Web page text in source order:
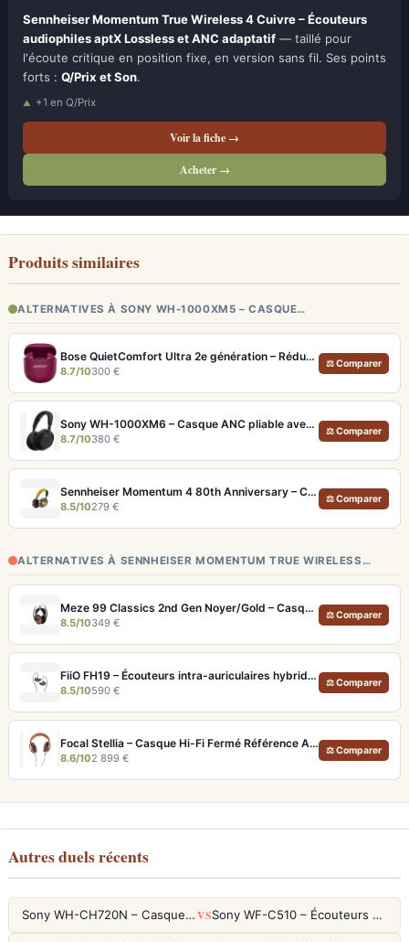
Sennheiser Momentum True Wireless 4 Cuivre – Écouteurs
audiophiles aptX Lossless et ANC adaptatif — taillé pour
l'écoute critique en position fixe, en version sans fil. Ses points
forts : Q/Prix et Son.
+1 en Q/Prix
Voir la fiche →
Acheter →
Produits similaires
ALTERNATIVES À SONY WH-1000XM5 – CASQUE…
Bose QuietComfort Ultra 2e génération – Réduction de bruit absolue et qualité d'appel IA
8.7/10300 €
⚖ Comparer
Sony WH-1000XM6 – Casque ANC pliable avec son amélioré et égaliseur réglable
8.7/10380 €
⚖ Comparer
Sennheiser Momentum 4 80th Anniversary – Casque Bluetooth édition limitée 60h
8.5/10279 €
⚖ Comparer
ALTERNATIVES À SENNHEISER MOMENTUM TRUE WIRELESS…
Meze 99 Classics 2nd Gen Noyer/Gold – Casque Hi-Fi bois artisanal et son balancé
8.5/10349 €
⚖ Comparer
FiiO FH19 – Écouteurs intra-auriculaires hybrides 8 drivers avec filtres interchangeables
8.5/10590 €
⚖ Comparer
Focal Stellia – Casque Hi-Fi Fermé Référence Audiophile Portable
8.6/102 899 €
⚖ Comparer
Autres duels récents
Sony WH-CH720N – Casque ANC 35h, Ultra-léger (192g) avec Processeur V1 VS Sony WF-C510 – Écouteurs True Wireless compacts, autonomie 22h et multipoint